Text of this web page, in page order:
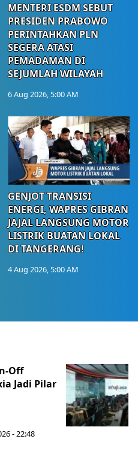
MENTERI ESDM SEBUT
PRESIDEN PRABOWO
PERINTAHKAN PLN
SEGERA ATASI
PEMADAMAN DI
SEJUMLAH WILAYAH
6 Aug 2026, 5:00 AM
GENJOT TRANSISI
ENERGI, WAPRES GIBRAN
JAJAL LANGSUNG MOTOR
LISTRIK BUATAN LOKAL
DI TANGERANG!
4 Aug 2026, 5:00 AM
Off
Jadi Pilar
- 22:48